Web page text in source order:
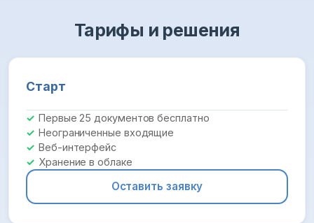
Тарифы и решения
Старт
Первые 25 документов бесплатно
Неограниченные входящие
Веб-интерфейс
Хранение в облаке
Оставить заявку